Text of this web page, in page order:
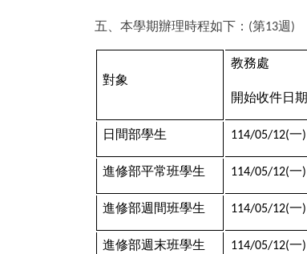
五、本學期辦理時程如下： (第13週 )
對象
教務處
開始收件日期
日間部學生 114/05/12(一)
進修部平常班學生 114/05/12(一)
進修部週間班學生 114/05/12(一)
進修部週末班學生 114/05/12(一)